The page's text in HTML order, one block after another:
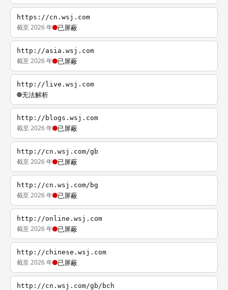
https://cn.wsj.com
截至 2026 年 已屏蔽
http://asia.wsj.com
截至 2026 年 已屏蔽
http://live.wsj.com
无法解析
http://blogs.wsj.com
截至 2026 年 已屏蔽
http://cn.wsj.com/gb
截至 2026 年 已屏蔽
http://cn.wsj.com/bg
截至 2026 年 已屏蔽
http://online.wsj.com
截至 2026 年 已屏蔽
http://chinese.wsj.com
截至 2026 年 已屏蔽
http://cn.wsj.com/gb/bch